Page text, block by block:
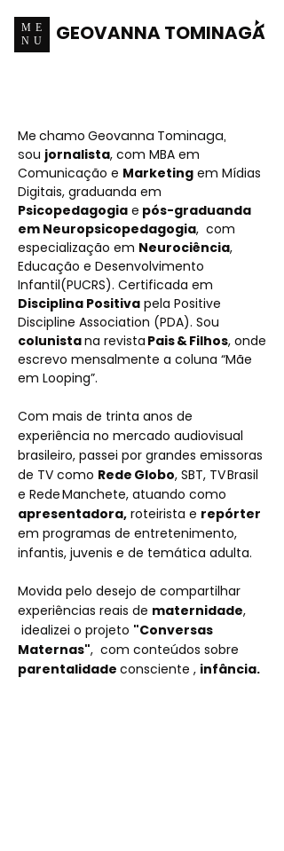
ME
NU
GEOVANNA TOMINAGA
Me chamo Geovanna Tominaga,
sou jornalista, com MBA em
Comunicação e Marketing em Mídias
Digitais, graduanda em
Psicopedagogia e pós-graduanda
em Neuropsicopedagogia, com
especialização em Neurociência,
Educação e Desenvolvimento
Infantil(PUCRS). Certificada em
Disciplina Positiva pela Positive
Discipline Association (PDA). Sou
colunistana revista Pais & Filhos, onde
escrevo mensalmente a coluna “Mãe
em Looping”.
Com mais de trinta anos de
experiência no mercado audiovisual
brasileiro, passei por grandes emissoras
de TV como Rede Globo, SBT, TV Brasil
e Rede Manchete, atuando como
apresentadora, roteirista e repórter
em programas de entretenimento,
infantis, juvenis e de temática adulta.
Movida pelo desejo de compartilhar
experiências reais de maternidade,
idealizei o projeto "Conversas
Maternas", com conteúdos sobre
parentalidade consciente , infância.